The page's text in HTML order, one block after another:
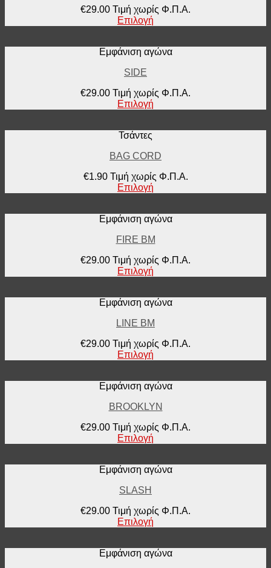
€29.00 Τιμή χωρίς Φ.Π.Α.
Επιλογή
Εμφάνιση αγώνα
SIDE
€29.00 Τιμή χωρίς Φ.Π.Α.
Επιλογή
Τσάντες
BAG CORD
€1.90Τιμή χωρίς Φ.Π.Α.
Επιλογή
Εμφάνιση αγώνα
FIRE BM
€29.00 Τιμή χωρίς Φ.Π.Α.
Επιλογή
Εμφάνιση αγώνα
LINE BM
€29.00 Τιμή χωρίς Φ.Π.Α.
Επιλογή
Εμφάνιση αγώνα
BROOKLYN
€29.00 Τιμή χωρίς Φ.Π.Α.
Επιλογή
Εμφάνιση αγώνα
SLASH
€29.00 Τιμή χωρίς Φ.Π.Α.
Επιλογή
Εμφάνιση αγώνα